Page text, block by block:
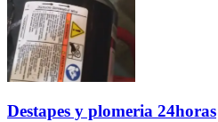
Destapes y plomeria 24horas